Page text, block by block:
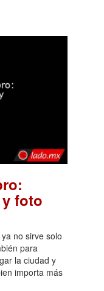
foto
no sirve solo
para
la ciudad y
importa más